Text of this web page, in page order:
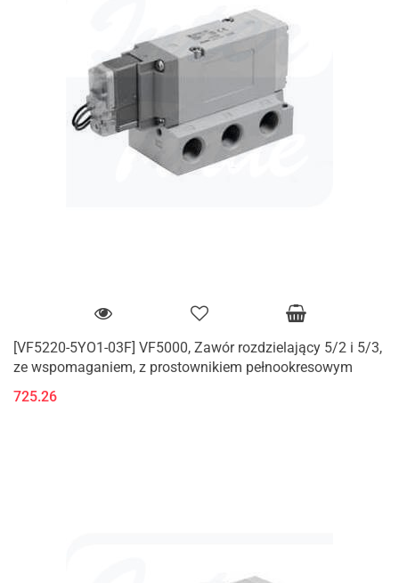
[VF5220-5YO1-03F] VF5000, Zawór rozdzielający 5/2 i 5/3,
ze wspomaganiem, z prostownikiem pełnookresowym
725.26